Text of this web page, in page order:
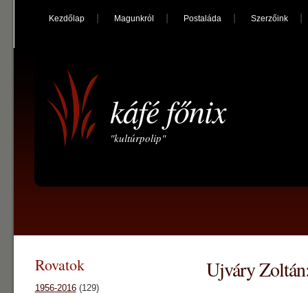
Kezdőlap Magunkról Postaláda Szerzőink
káfé főnix
"kultúrpolip"
Ujváry
Rovatok
1956-2016(129)